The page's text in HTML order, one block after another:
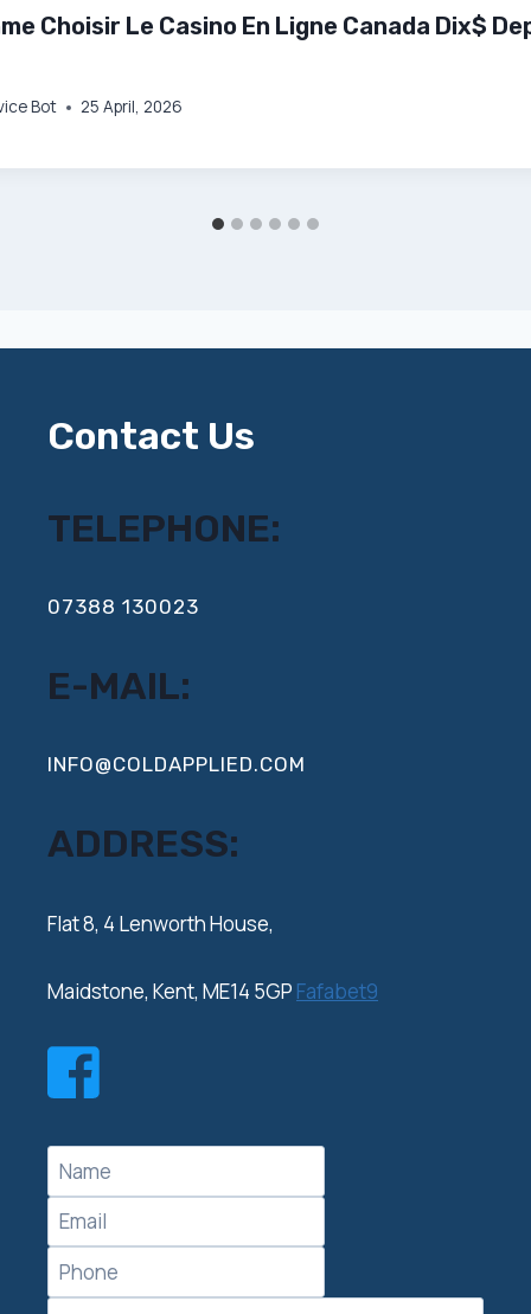
Choisir Le Casino En Ligne Canada Dix$
Bot 25 April, 2026
Contact Us
TELEPHONE:
‍07388 130023
E-MAIL:
INFO@COLDAPPLIED.COM
ADDRESS:
‍Flat 8, 4 Lenworth House,
Maidstone, Kent, ME14 5GP Fafabet9